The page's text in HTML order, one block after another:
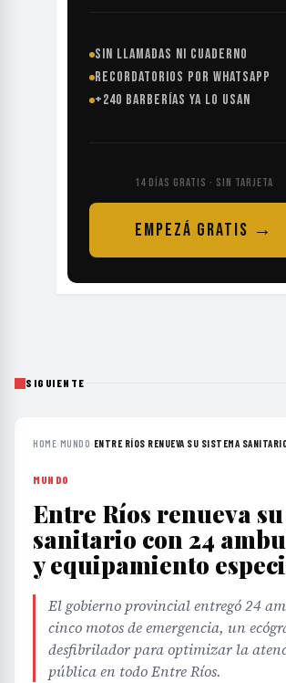
SIN LLAMADAS NI CUADERNO
RECORDATORIOS POR WHATSAPP
+240 BARBERÍAS YA LO USAN
14 DÍAS GRATIS · SIN TARJETA
EMPEZÁ GRATIS →
SIGUIENTE
HOME›MUNDO› ENTRE RÍOS RENUEVA SU SISTEMA
MUNDO
Entre Ríos renueva
sanitario con 24
y equipamiento
El gobierno provincial entregó 24
cinco motos de emergencia, un
desfibrilador para optimizar la
pública en todo Entre Ríos.